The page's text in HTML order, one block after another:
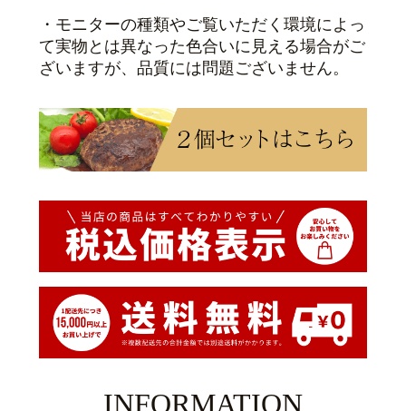
・モニターの種類やご覧いただく環境によっ
て実物とは異なった色合いに見える場合がご
ざいますが、品質には問題ございません。
INFORMATION